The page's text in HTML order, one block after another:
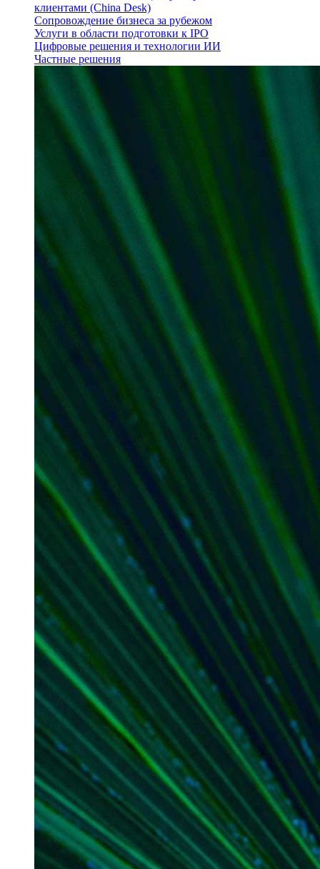
клиентами (China Desk)
Сопровождение бизнеса за рубежом
Услуги в области подготовки к IPO
Цифровые решения и технологии ИИ
Частные решения